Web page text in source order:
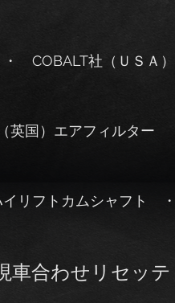
COBALT社（ＵＳＡ
英国）エアフィルター
イリフトカムシャフト
車合わせリセッ